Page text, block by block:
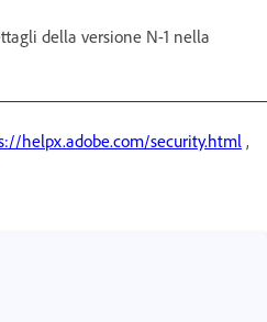
della versione N-1 nella
helpx.adobe.com/security.html ,